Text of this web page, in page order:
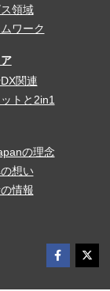
領域
ワーク
関連
トと2in1
の理念
想い
情報